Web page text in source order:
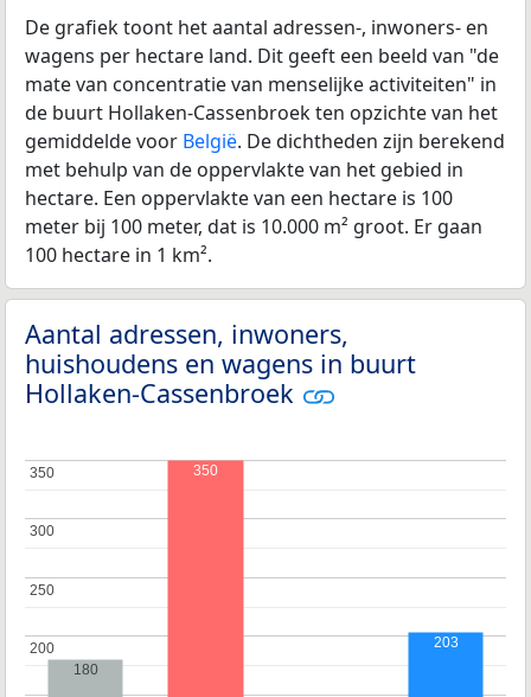
De grafiek toont het aantal adressen-, inwoners- en
wagens per hectare land. Dit geeft een beeld van "de
mate van concentratie van menselijke activiteiten" in
de buurt Hollaken-Cassenbroek ten opzichte van het
gemiddelde voor België. De dichtheden zijn berekend
met behulp van de oppervlakte van het gebied in
hectare. Een oppervlakte van een hectare is 100
meter bij 100 meter, dat is 10.000 m² groot. Er gaan
100 hectare in 1 km².
Aantal adressen, inwoners,
huishoudens en wagens in buurt
Hollaken-Cassenbroek
200
200
250
250
300
300
350
350
180
350
203